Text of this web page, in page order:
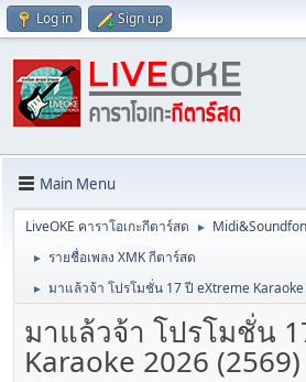
Log in Sign up
Main Menu
LiveOKE คาราโอเกะกีตาร์สด ►
► รายชื่อเพลง XMK กีตาร์สด
► มาแล้วจ้า โปรโมชั่น 17 ปี eXtreme
มาแล้วจ้า โปรโมชั่น
Karaoke 2026 (2569)